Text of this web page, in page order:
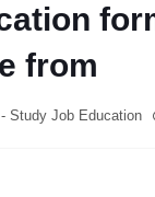
form,
from
Study Job Education